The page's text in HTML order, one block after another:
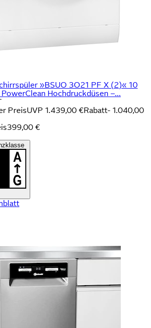
»BSUO 3O21 PF X (2)« 10
Hochdruckdüsen –...
PreisUVP 1.439,00 €Rabatt- 1.040,00
399,00 €